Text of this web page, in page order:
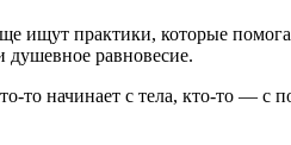
практики, которые
душевное равновесие.
то начинает с тела, кто-то — с